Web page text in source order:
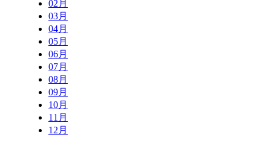
02月
03月
04月
05月
06月
07月
08月
09月
10月
11月
12月